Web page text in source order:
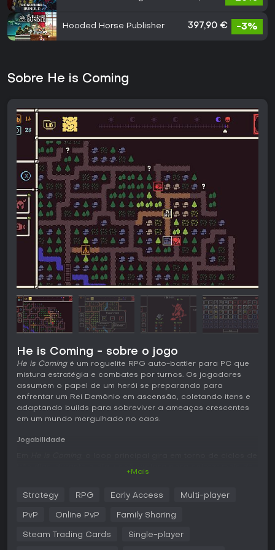
Hooded Horse Publisher 397,90 € -3%
Sobre He is Coming
He is Coming - sobre o jogo
He is Comingé um roguelite RPG auto-battler para PC que
mistura estratégia e combates por turnos. Os jogadores
assumem o papel de um herói se preparando para
enfrentar um Rei Demônio em ascensão, coletando itens e
adaptando builds para sobreviver a ameaças crescentes
em um mundo mergulhado no caos.
Jogabilidade
esgotam seus recursos. A cada três dias, um novo boss de
um pool com mais de 30 inimigos únicos começa a caçá-lo,
armadura ou absorver poder de ataque.
+Mais
Strategy RPG Early Access Multi-player
PvP Online PvP Family Sharing
Steam Trading Cards Single-player